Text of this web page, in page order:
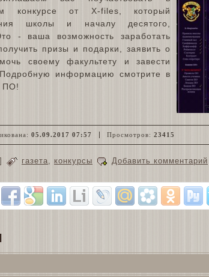
конкурсе от X-files, который
школы и началу десятого,
- ваша возможность заработать
призы и подарки, заявить о
своему факультету и завести
информацию смотрите в
ПО!
05.09.2017 07:57 Просмотров: 23415
] газета конкурсы Добавить комментарий